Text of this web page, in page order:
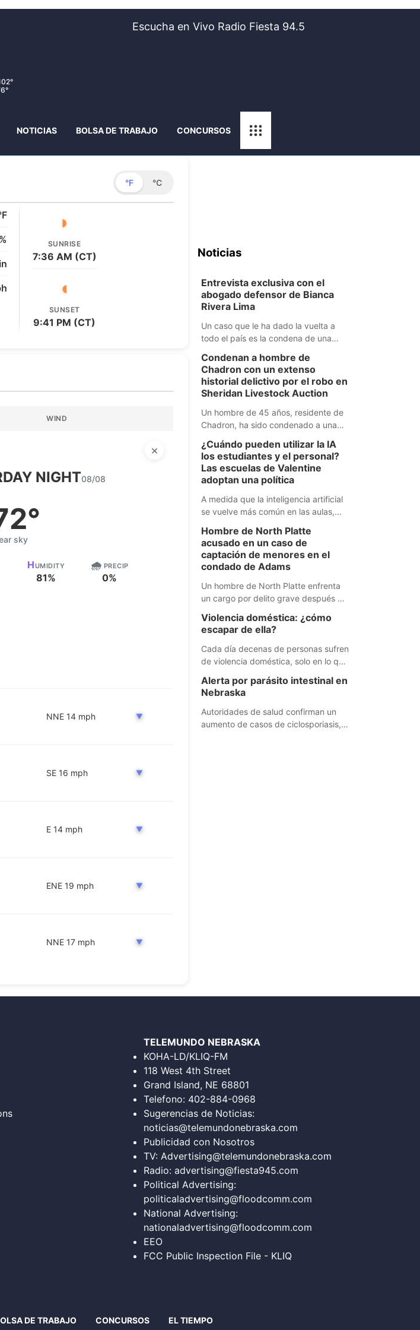
Escucha en Vivo Radio Fiesta 94.5
95°
72°
NOTICIAS BOLSA DE TRABAJO CONCURSOS
°F °C
◗
SUNRISE
7:36 AM (CT)
◖
SUNSET
9:41 PM (CT)
WIND
×
NIGHT08/08
sky
HUMIDITY
81%
🌧️ PRECIP
0%
NNE 14 mph ▼
SE 16 mph ▼
E 14 mph ▼
ENE 19 mph ▼
NNE 17 mph ▼
Noticias
Entrevista exclusiva con el
abogado defensor de Bianca
Rivera Lima
Un caso que le ha dado la vuelta a
todo el país es la condena de una
Nuestra compañera Verónica
Sandoval realizó una entrevista
exclusiva con su abogado y aquí está
su historia.
Condenan a hombre de
Chadron con un extenso
historial delictivo por el robo en
Sheridan Livestock Auction
Un hombre de 45 años, residente de
Chadron, ha sido condenado a una
después de que las autoridades
determinaran que causó daños y robó
miles de dólares a la empresa
Sheridan Livestock Auction, en
Rushville.
¿Cuándo pueden utilizar la IA
los estudiantes y el personal?
Las escuelas de Valentine
adoptan una política
A medida que la inteligencia artificial
se vuelve más común en las aulas,
adoptado una nueva política que
establece cómo los estudiantes y el
personal pueden, y no pueden,
utilizar esta tecnología.
Hombre de North Platte
acusado en un caso de
captación de menores en el
condado de Adams
Un hombre de North Platte enfrenta
un cargo por delito grave después de
intentó captar a una persona que él
creía que era una niña de 14 años.
Violencia doméstica: ¿cómo
escapar de ella?
Cada día decenas de personas sufren
de violencia doméstica, solo en lo que
Omaha a manos de sus parejas,
según la policía. ¿Pero qué hacer
para escapar de esta situación antes
de que sea demasiado tarde? Una
Alerta por parásito intestinal en
Nebraska
Autoridades de salud confirman un
aumento de casos de ciclosporiasis,
TELEMUNDO NEBRASKA
KOHA-LD/KLIQ-FM
118 West 4th Street
Grand Island, NE 68801
Telefono: 402-884-0968
Sugerencias de Noticias:
noticias@telemundonebraska.com
Publicidad con Nosotros
TV: Advertising@telemundonebraska.com
Radio: advertising@fiesta945.com
Political Advertising:
politicaladvertising@floodcomm.com
National Advertising:
nationaladvertising@floodcomm.com
EEO
FCC Public Inspection File - KLIQ
DE TRABAJO CONCURSOS EL TIEMPO